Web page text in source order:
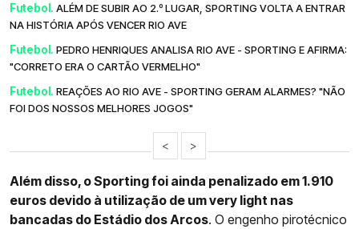
Futebol. ALÉM DE SUBIR AO 2.º LUGAR, SPORTING VOLTA A ENTRAR
NA HISTÓRIA APÓS VENCER RIO AVE
Futebol. PEDRO HENRIQUES ANALISA RIO AVE - SPORTING E AFIRMA:
"CORRETO ERA O CARTÃO VERMELHO"
Futebol. REAÇÕES AO RIO AVE - SPORTING GERAM ALARMES? "NÃO
FOI DOS NOSSOS MELHORES JOGOS"
< >
Além disso, o Sporting foi ainda penalizado em 1.910
euros devido à utilização de um very light nas
bancadas do Estádio dos Arcos. O engenho pirotécnico